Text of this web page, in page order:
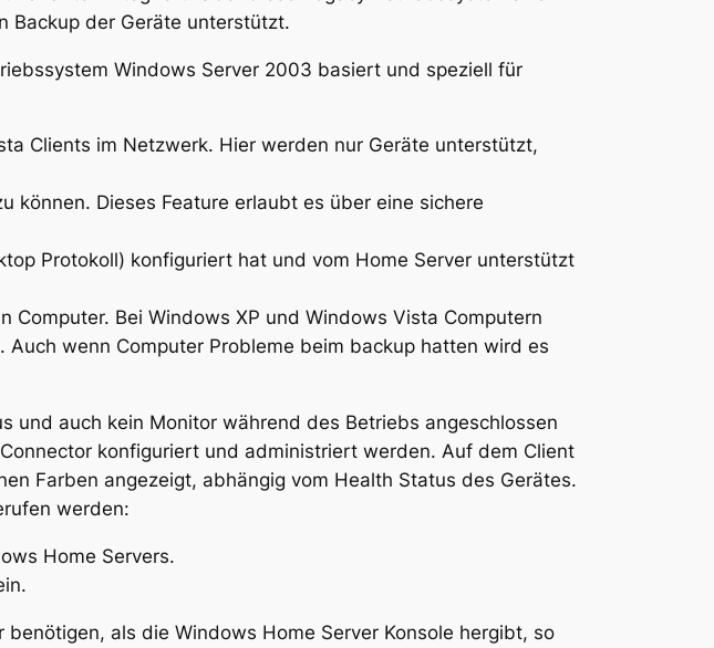
Backup der Geräte unterstützt.
Windows Server 2003 basiert und speziell für
Clients im Netzwerk. Hier werden nur Geräte unterstützt,
können. Dieses Feature erlaubt es über eine sichere
Protokoll) konfiguriert hat und vom Home Server unterstützt
Bei Windows XP und Windows Vista Computern
wenn Computer Probleme beim backup hatten wird es
und auch kein Monitor während des Betriebs angeschlossen
konfiguriert und administriert werden. Auf dem Client
Farben angezeigt, abhängig vom Health Status des Gerätes.
werden:
Home Servers.
als die Windows Home Server Konsole hergibt, so